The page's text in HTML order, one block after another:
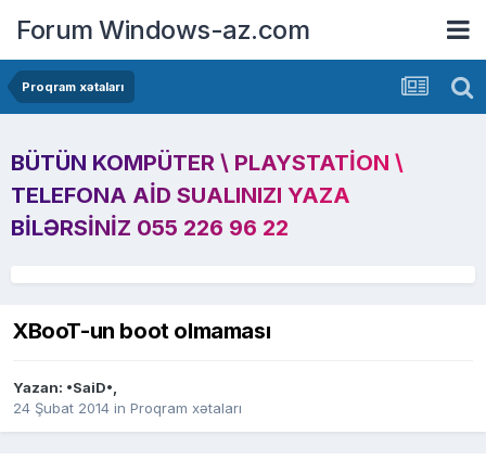
Forum Windows-az.com
Proqram xətaları
BÜTÜN KOMPÜTER \ PLAYSTATION \
TELEFONA AID SUALINIZI YAZA
BILƏRSINIZ 055 226 96 22
XBooT-un boot olmaması
Yazan: •SaiD•,
24 Şubat 2014 in Proqram xətaları